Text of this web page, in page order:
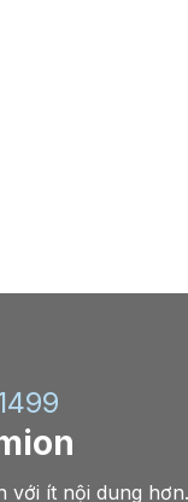
với ít nội dung hơn.